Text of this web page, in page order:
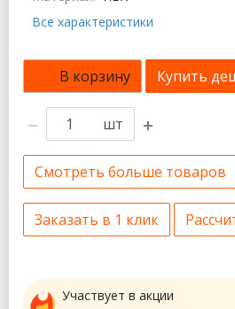
Все характеристики
В корзину Купить
шт
Смотреть больше товаров
Заказать в 1 клик
Участвует в акции